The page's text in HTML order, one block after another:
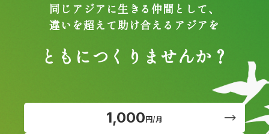
同じアジアに生きる仲間として、
違いを超えて助け合えるアジアを
ともにつくりませんか？
1,000円/月